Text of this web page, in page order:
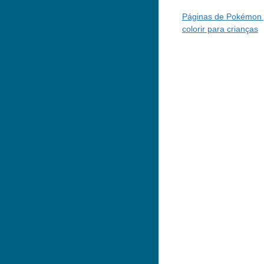
Páginas de Pokémon
colorir para crianças